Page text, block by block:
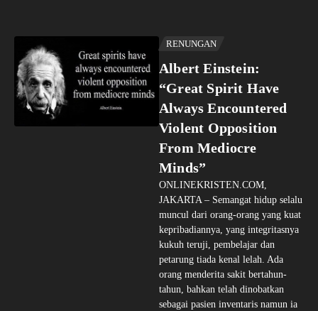
RENUNGAN
Albert Einstein:
“Great Spirit Have
Always Encountered
Violent Opposition
From Mediocre
Minds”
ONLINEKRISTEN.COM,
JAKARTA – Semangat hidup selalu
muncul dari orang-orang yang kuat
kepribadiannya, yang integritasnya
kukuh teruji, pembelajar dan
petarung tiada kenal lelah. Ada
orang menderita sakit bertahun-
tahun, bahkan telah dinobatkan
sebagai pasien inventaris namun ia